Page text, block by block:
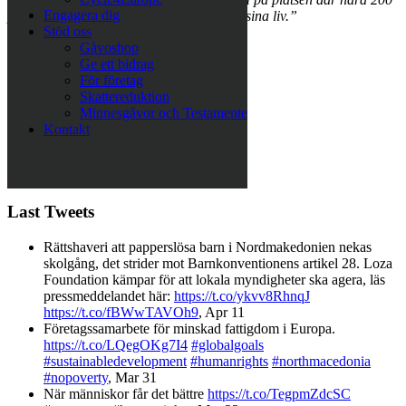
Engagera dig
Stöd oss
Gåvoshop
Ge ett bidrag
För företag
Skattereduktion
Minnesgåvor och Testamente
Kontakt
personer med olika funktionshinder lever sina liv.”
Läs hela reportaget här
Evalis Björk
Robin Aron
Last Tweets
Rättshaveri att papperslösa barn i Nordmakedonien nekas
skolgång, det strider mot Barnkonventionens artikel 28. Loza
Foundation kämpar för att lokala myndigheter ska agera, läs
pressmeddelandet här: https://t.co/ykvv8RhnqJ
https://t.co/fBWwTAVOh9, Apr 11
Företagssamarbete för minskad fattigdom i Europa.
https://t.co/LQegOKg7I4 #globalgoals
#sustainabledevelopment #humanrights #northmacedonia
#nopoverty, Mar 31
När människor får det bättre https://t.co/TegpmZdcSC